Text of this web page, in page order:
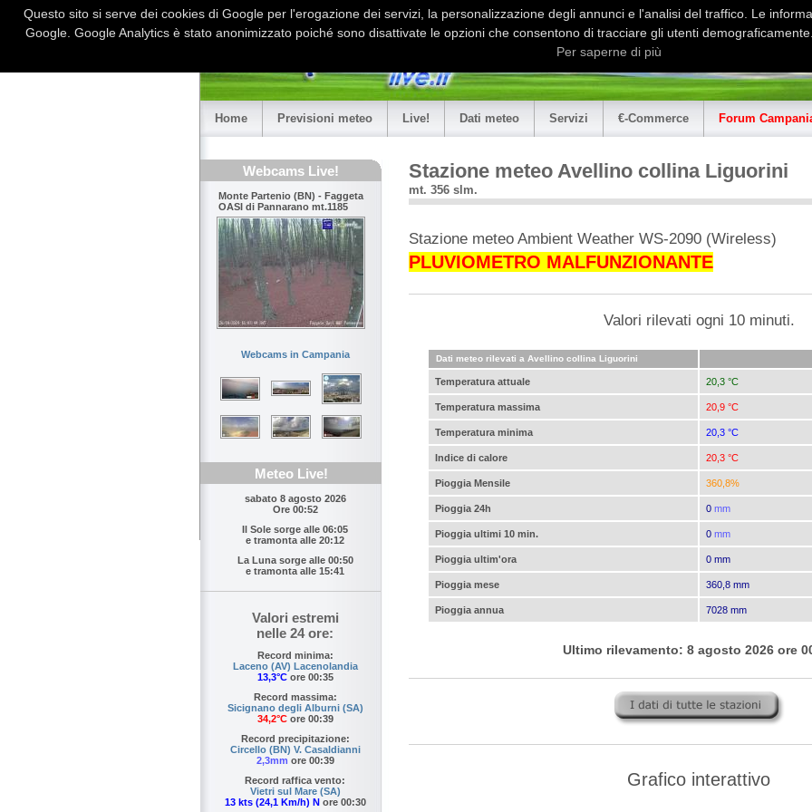
Home Previsioni meteo Live! Dati meteo Servizi €-Commerce Forum
Webcams Live!
Monte Partenio (BN) - Faggeta
OASI di Pannarano mt.1185
Webcams in Campania
Meteo Live!
sabato 8 agosto 2026
Ore 00:52
Il Sole sorge alle 06:05
e tramonta alle 20:12
La Luna sorge alle 00:50
e tramonta alle 15:41
Valori estremi
nelle 24 ore:
Record minima:
Laceno (AV) Lacenolandia
13,3°Core 00:35
Record massima:
Sicignano degli Alburni (SA)
34,2°Core 00:39
Record precipitazione:
Circello (BN) V. Casaldianni
2,3mm ore 00:39
Record raffica vento:
Vietri sul Mare (SA)
13 kts (24,1 Km/h) N ore 00:30
Stazione meteo Avellino collina Liguorini
mt. 356 slm.
Stazione meteo Ambient Weather WS-2090 (Wireless)
PLUVIOMETRO MALFUNZIONANTE
Valori rilevati ogni 10 minuti.
Dati meteo rilevati a Avellino collina Liguorini
Temperatura attuale 20,3 °C
Temperatura massima 20,9 °C
Temperatura minima 20,3 °C
Indice di calore 20,3 °C
Pioggia Mensile 360,8%
Pioggia 24h 0 mm
Pioggia ultimi 10 min. 0 mm
Pioggia ultim'ora 0 mm
Pioggia mese 360,8 mm
Pioggia annua 7028 mm
Ultimo rilevamento: 8 agosto 2026 ore
Grafico interattivo
Questo sito si serve dei cookies di Google per l'erogazione dei servizi, la personalizzazione degli annunci e l'analisi del traffico. Le
Google. Google Analytics è stato anonimizzato poiché sono disattivate le opzioni che consentono di tracciare gli utenti
Per saperne di più